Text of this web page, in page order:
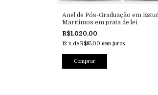
Anel de Pós-Graduação em
Marítimos em prata de lei
R$1.020,00
12 x de R$85,00 sem juros